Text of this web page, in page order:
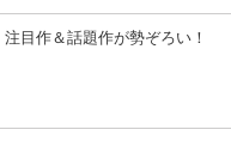
目作＆話題作が勢ぞろい！